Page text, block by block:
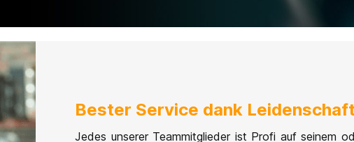
Bester Service dank
Jedes unserer Teammitglieder ist Profi auf seinem